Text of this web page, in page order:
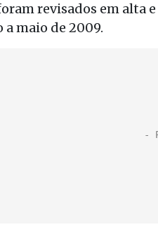
revisados em alta
a maio de 2009.